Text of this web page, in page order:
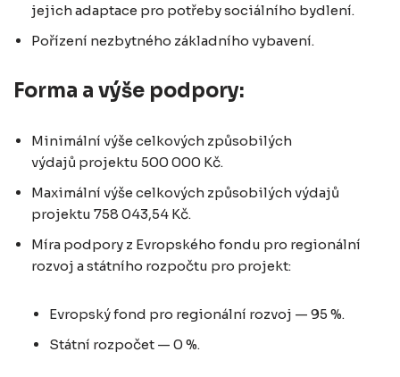
jejich adaptace pro potřeby sociálního bydlení.
Pořízení nezbytného základního vybavení.
Forma a výše podpory:
Minimální výše celkových způsobilých
výdajů projektu 500 000 Kč.
Maximální výše celkových způsobilých výdajů
projektu 758 043,54 Kč.
Míra podpory z Evropského fondu pro regionální
rozvoj a státního rozpočtu pro projekt:
Evropský fond pro regionální rozvoj — 95 %.
Státní rozpočet — 0 %.